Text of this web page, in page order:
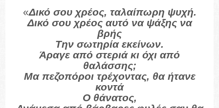
«Δικό σου χρέος, ταλαίπωρη ψυχή.
Δικό σου χρέος αυτό να ψάξης να
βρής
Την σωτηρία εκείνων.
Άραγε από στεριά κι όχι από
θαλάσσης;
Μα πεζοπόροι τρέχοντας, θα ήτανε
κοντά
Ο θάνατος,